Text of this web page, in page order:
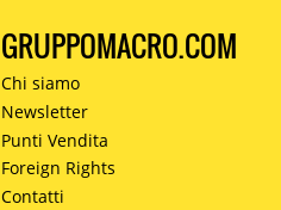
GRUPPOMACRO.COM
Chi siamo
Newsletter
Punti Vendita
Foreign Rights
Contatti